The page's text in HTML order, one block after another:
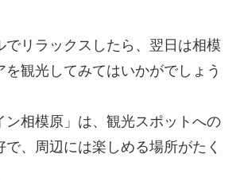
でリラックスしたら、翌日は相模
を観光してみてはいかがでしょう
ン相模原」は、観光スポットへの
で、周辺には楽しめる場所がたく